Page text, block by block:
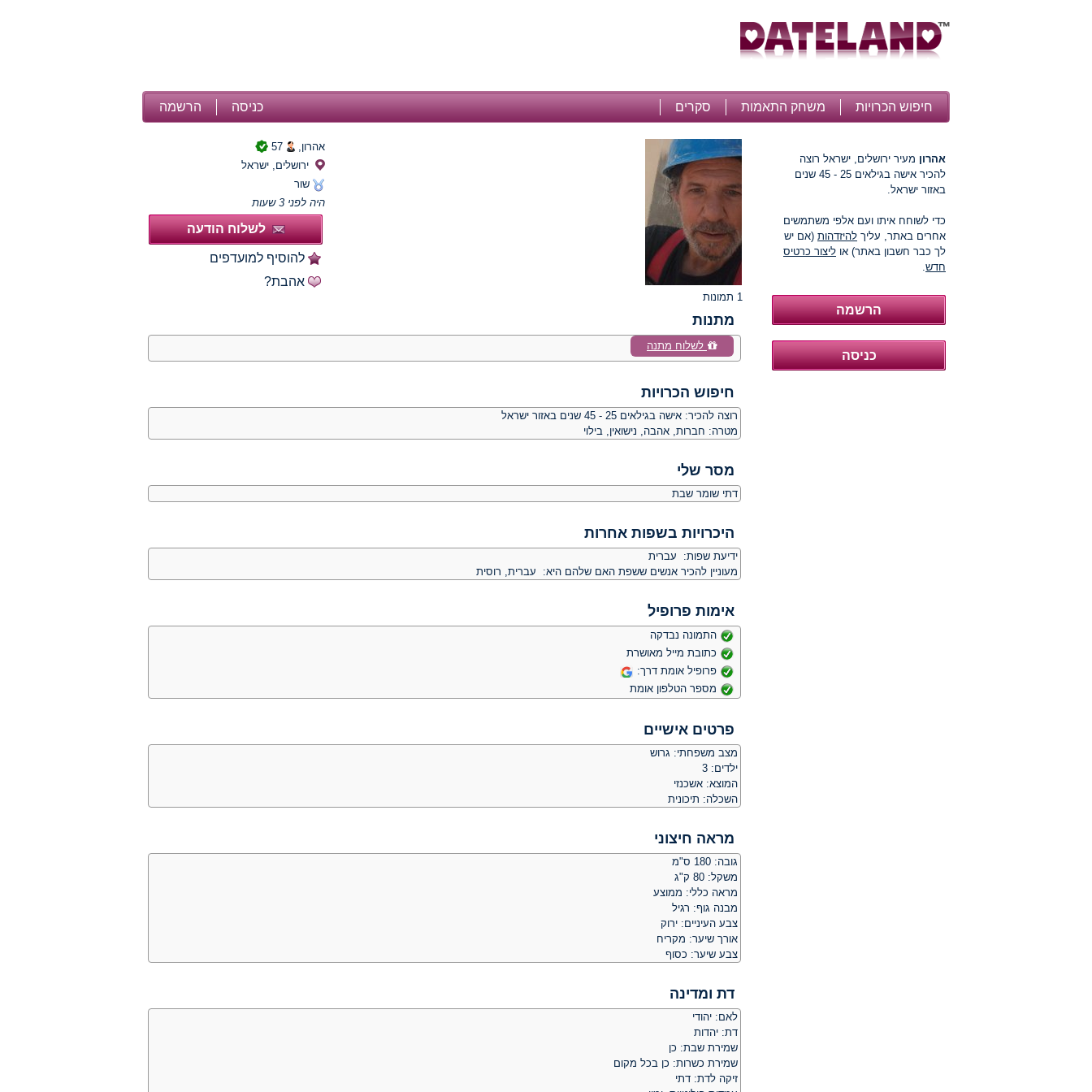
חיפוש הכרויות משחק התאמות סקרים הרשמה כניסה
אהרון מעיר ירושלים, ישראל רוצה
להכיר אישה בגילאים 25 - 45 שנים
באזור ישראל.
כדי לשוחח איתו ועם אלפי משתמשים
אחרים באתר, עליך להיזדהות (אם יש
לך כבר חשבון באתר) או ליצור כרטיס
חדש.
1 תמונות
אהרון,
57
ירושלים, ישראל
שור
היה לפני 3 שעות
לשלוח הודעה
להוסיף למועדפים
אהבת?
מתנות
לשלוח מתנה
חיפוש הכרויות
רוצה להכיר: אישה בגילאים 25 - 45 שנים באזור ישראל
מטרה: חברות, אהבה, נישואין, בילוי
מסר שלי
דתי שומר שבת
היכרויות בשפות אחרות
ידיעת שפות: עברית
מעוניין להכיר אנשים ששפת האם שלהם היא: עברית, רוסית
אימות פרופיל
התמונה נבדקה
כתובת מייל מאושרת
פרופיל אומת דרך:
מספר הטלפון אומת
פרטים אישיים
מצב משפחתי: גרוש
ילדים: 3
המוצא: אשכנזי
השכלה: תיכונית
מראה חיצוני
גובה: 180 ס"מ
משקל: 80 ק"ג
מראה כללי: ממוצע
מבנה גוף: רגיל
צבע העיניים: ירוק
אורך שיער: מקריח
צבע שיער: כסוף
דת ומדינה
לאם: יהודי
דת: יהדות
שמירת שבת: כן
שמירת כשרות: כן בכל מקום
זיקה לדת: דתי